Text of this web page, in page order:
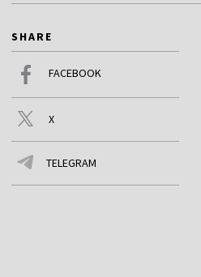
SHARE
FACEBOOK
X
TELEGRAM